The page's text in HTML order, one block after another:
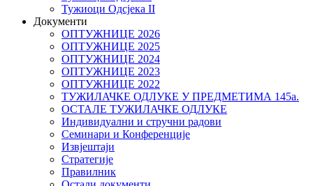
Тужиоци Oдсјекa II
Документи
ОПТУЖНИЦЕ 2026
ОПТУЖНИЦЕ 2025
ОПТУЖНИЦЕ 2024
ОПТУЖНИЦЕ 2023
ОПТУЖНИЦЕ 2022
ТУЖИЛАЧКЕ ОДЛУКЕ У ПРЕДМЕТИМА 145а.
ОСТАЛЕ ТУЖИЛАЧКЕ ОДЛУКЕ
Индивидуални и стручни радови
Семинари и Конференције
Извјештаји
Стратегије
Правилник